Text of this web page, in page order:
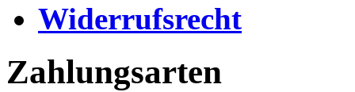
Widerrufsrecht
Zahlungsarten